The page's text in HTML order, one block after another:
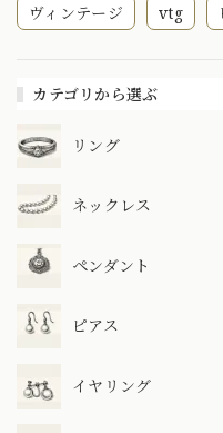
ヴィンテージ vtg
カテゴリから選ぶ
リング
ネックレス
ペンダント
ピアス
イヤリング